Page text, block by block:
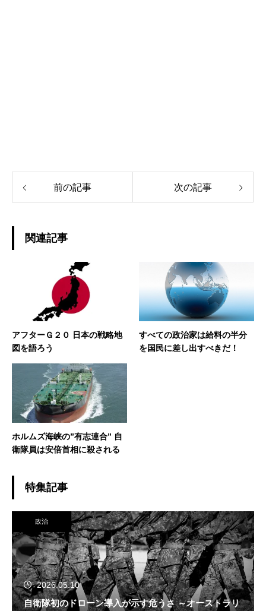
前の記事 次の記事
関連記事
アフターＧ２０ 日本の戦略地
図を語ろう
すべての政治家は給料の半分
を国民に差し出すべきだ！
ホルムズ海峡の”有志連合” 自
衛隊員は安倍首相に殺される
特集記事
政治
2026.05.10
自衛隊初のドローン導入が示す危うさ ～オーストラリ